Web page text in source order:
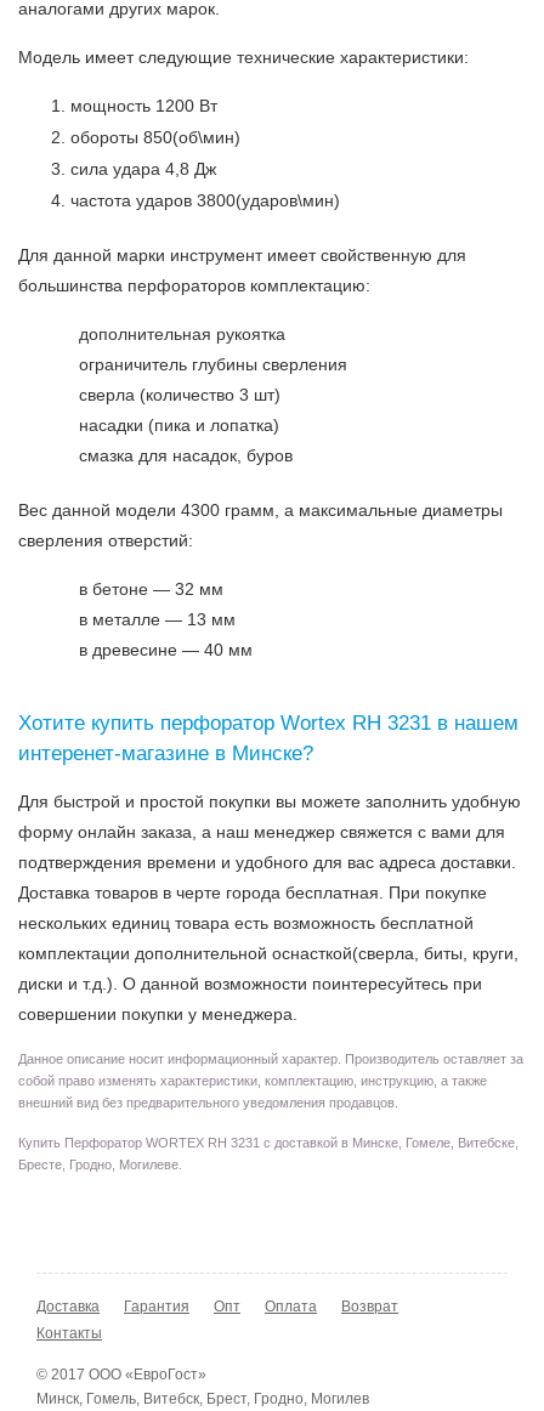
аналогами других марок.
Модель имеет следующие технические характеристики:
мощность 1200 Вт
обороты 850(об\мин)
сила удара 4,8 Дж
частота ударов 3800(ударов\мин)
Для данной марки инструмент имеет свойственную для
большинства перфораторов комплектацию:
дополнительная рукоятка
ограничитель глубины сверления
сверла (количество 3 шт)
насадки (пика и лопатка)
смазка для насадок, буров
Вес данной модели 4300 грамм, а максимальные диаметры
сверления отверстий:
в бетоне — 32 мм
в металле — 13 мм
в древесине — 40 мм
Хотите купить перфоратор Wortex RH 3231 в нашем
интеренет-магазине в Минске?
Для быстрой и простой покупки вы можете заполнить удобную
форму онлайн заказа, а наш менеджер свяжется с вами для
подтверждения времени и удобного для вас адреса доставки.
Доставка товаров в черте города бесплатная. При покупке
нескольких единиц товара есть возможность бесплатной
комплектации дополнительной оснасткой(сверла, биты, круги,
диски и т.д.). О данной возможности поинтересуйтесь при
совершении покупки у менеджера.
Данное описание носит информационный характер. Производитель оставляет за
собой право изменять характеристики, комплектацию, инструкцию, а также
внешний вид без предварительного уведомления продавцов.
Купить Перфоратор WORTEX RH 3231 с доставкой в Минске, Гомеле, Витебске,
Бресте, Гродно, Могилеве.
Доставка Гарантия Опт Оплата
Возврат
Контакты
© 2017 ООО «ЕвроГост»
Минск, Гомель, Витебск, Брест, Гродно, Могилев